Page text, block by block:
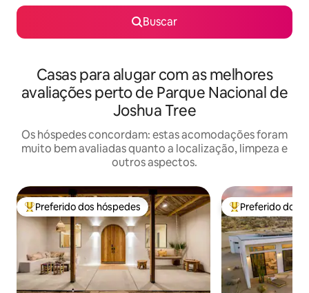
Buscar
Casas para alugar com as melhores
avaliações perto de Parque Nacional de
Joshua Tree
Os hóspedes concordam: estas acomodações foram
muito bem avaliadas quanto a localização, limpeza e
outros aspectos.
Entre os melhores preferidos dos hóspedes
Preferido dos hóspedes Entre os
Preferido dos